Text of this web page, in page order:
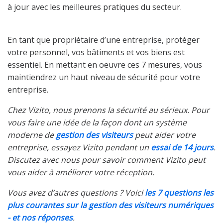
à jour avec les meilleures pratiques du secteur.
En tant que propriétaire d’une entreprise, protéger
votre personnel, vos bâtiments et vos biens est
essentiel. En mettant en oeuvre ces 7 mesures, vous
maintiendrez un haut niveau de sécurité pour votre
entreprise.
Chez Vizito, nous prenons la sécurité au sérieux. Pour
vous faire une idée de la façon dont un système
moderne degestion des visiteurspeut aider votre
entreprise, essayez Vizito pendant un essai de 14 jours.
Discutez avec nous pour savoir comment Vizito peut
vous aider à améliorer votre réception.
Vous avez d’autres questions ? Voiciles 7 questions les
plus courantes sur la gestion des visiteurs numériques
- et nos réponses.